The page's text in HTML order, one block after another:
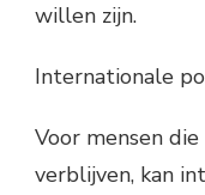
willen zijn.
Internationale
Voor mensen
verblijven, kan